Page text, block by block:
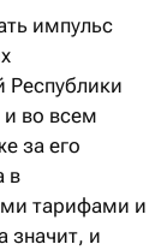
импульс
Республики
во всем
за его
в
тарифами и
значит, и